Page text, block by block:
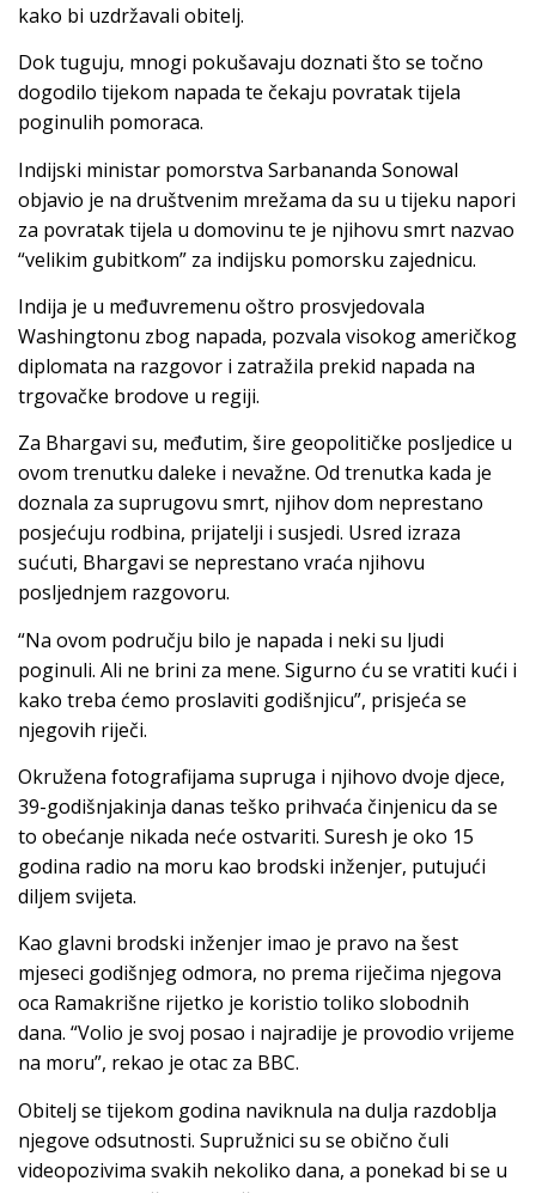
kako bi uzdržavali obitelj.
Dok tuguju, mnogi pokušavaju doznati što se točno
dogodilo tijekom napada te čekaju povratak tijela
poginulih pomoraca.
Indijski ministar pomorstva Sarbananda Sonowal
objavio je na društvenim mrežama da su u tijeku napori
za povratak tijela u domovinu te je njihovu smrt nazvao
“velikim gubitkom” za indijsku pomorsku zajednicu.
Indija je u međuvremenu oštro prosvjedovala
Washingtonu zbog napada, pozvala visokog američkog
diplomata na razgovor i zatražila prekid napada na
trgovačke brodove u regiji.
Za Bhargavi su, međutim, šire geopolitičke posljedice u
ovom trenutku daleke i nevažne. Od trenutka kada je
doznala za suprugovu smrt, njihov dom neprestano
posjećuju rodbina, prijatelji i susjedi. Usred izraza
sućuti, Bhargavi se neprestano vraća njihovu
posljednjem razgovoru.
“Na ovom području bilo je napada i neki su ljudi
poginuli. Ali ne brini za mene. Sigurno ću se vratiti kući i
kako treba ćemo proslaviti godišnjicu”, prisjeća se
njegovih riječi.
Okružena fotografijama supruga i njihovo dvoje djece,
39-godišnjakinja danas teško prihvaća činjenicu da se
to obećanje nikada neće ostvariti. Suresh je oko 15
godina radio na moru kao brodski inženjer, putujući
diljem svijeta.
Kao glavni brodski inženjer imao je pravo na šest
mjeseci godišnjeg odmora, no prema riječima njegova
oca Ramakrišne rijetko je koristio toliko slobodnih
dana. “Volio je svoj posao i najradije je provodio vrijeme
na moru”, rekao je otac za BBC.
Obitelj se tijekom godina naviknula na dulja razdoblja
njegove odsutnosti. Supružnici su se obično čuli
videopozivima svakih nekoliko dana, a ponekad bi se u